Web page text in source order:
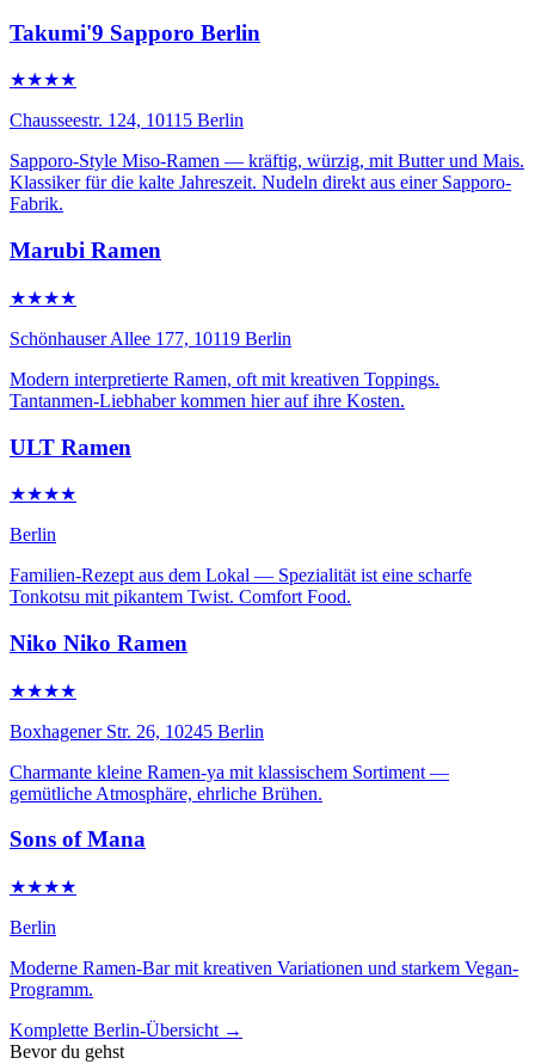
Takumi'9 Sapporo Berlin
★★★★
Chausseestr. 124, 10115 Berlin
Sapporo-Style Miso-Ramen — kräftig, würzig, mit Butter und Mais.
Klassiker für die kalte Jahreszeit. Nudeln direkt aus einer Sapporo-
Fabrik.
Marubi Ramen
★★★★
Schönhauser Allee 177, 10119 Berlin
Modern interpretierte Ramen, oft mit kreativen Toppings.
Tantanmen-Liebhaber kommen hier auf ihre Kosten.
ULT Ramen
★★★★
Berlin
Familien-Rezept aus dem Lokal — Spezialität ist eine scharfe
Tonkotsu mit pikantem Twist. Comfort Food.
Niko Niko Ramen
★★★★
Boxhagener Str. 26, 10245 Berlin
Charmante kleine Ramen-ya mit klassischem Sortiment —
gemütliche Atmosphäre, ehrliche Brühen.
Sons of Mana
★★★★
Berlin
Moderne Ramen-Bar mit kreativen Variationen und starkem Vegan-
Programm.
Komplette Berlin-Übersicht →
Bevor du gehst